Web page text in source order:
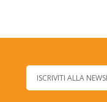
ISCRIVITI ALLA